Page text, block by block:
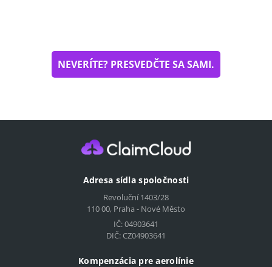
NEVERÍTE? PRESVEDČTE SA SAMI.
Adresa sídla spoločnosti
Revoluční 1403/28
110 00, Praha - Nové Město
IČ: 04903641
DIČ: CZ04903641
Kompenzácia pre aerolínie